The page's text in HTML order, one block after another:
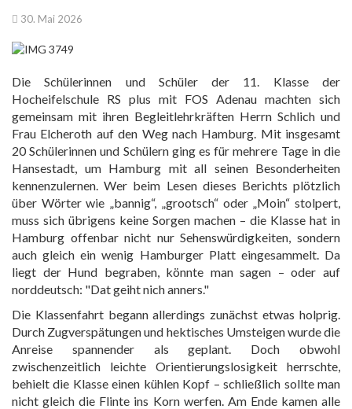
30. Mai 2026
Die Schülerinnen und Schüler der 11. Klasse der
Hocheifelschule RS plus mit FOS Adenau machten sich
gemeinsam mit ihren Begleitlehrkräften Herrn Schlich und
Frau Elcheroth auf den Weg nach Hamburg. Mit insgesamt
20 Schülerinnen und Schülern ging es für mehrere Tage in die
Hansestadt, um Hamburg mit all seinen Besonderheiten
kennenzulernen. Wer beim Lesen dieses Berichts plötzlich
über Wörter wie „bannig“, „grootsch“ oder „Moin“ stolpert,
muss sich übrigens keine Sorgen machen – die Klasse hat in
Hamburg offenbar nicht nur Sehenswürdigkeiten, sondern
auch gleich ein wenig Hamburger Platt eingesammelt. Da
liegt der Hund begraben, könnte man sagen – oder auf
norddeutsch: "Dat geiht nich anners."
Die Klassenfahrt begann allerdings zunächst etwas holprig.
Durch Zugverspätungen und hektisches Umsteigen wurde die
Anreise spannender als geplant. Doch obwohl
zwischenzeitlich leichte Orientierungslosigkeit herrschte,
behielt die Klasse einen kühlen Kopf – schließlich sollte man
nicht gleich die Flinte ins Korn werfen. Am Ende kamen alle